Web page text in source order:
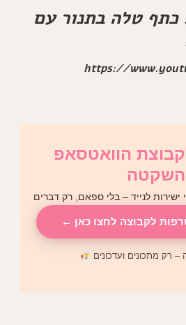
כתף טלה בתנור עם
https://
הוואטסאפ
השקטה
לנייד – בלי ספאם, רק דברים
לקבוצה לחצו כאן ←
רק מתכונים ועדכונים